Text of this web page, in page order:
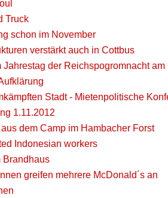
Truck
schon im November
verstärkt auch in Cottbus
der Reichspogromnacht
Stadt - Mietenpolitische
1.11.2012
dem Camp im Hambacher Forst
Indonesian workers
Brandhaus
greifen mehrere McDonald´s an